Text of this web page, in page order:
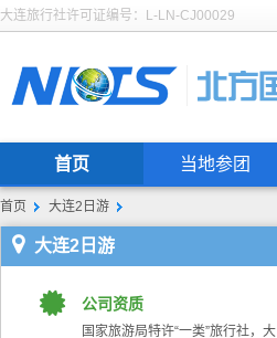
大连旅行社许可证编号：L-LN-CJ00029
首页 当地参团
首页 大连2日游
大连2日游
公司资质
国家旅游局特许“一类”旅行社，大